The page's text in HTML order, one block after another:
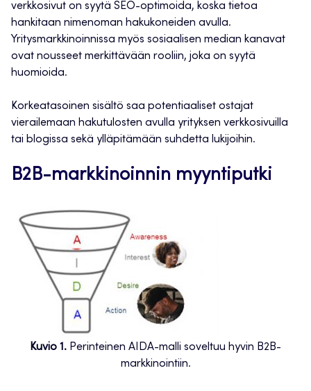
verkkosivut on syytä SEO-optimoida, koska tietoa
hankitaan nimenoman hakukoneiden avulla.
Yritysmarkkinoinnissa myös sosiaalisen median kanavat
ovat nousseet merkittävään rooliin, joka on syytä
huomioida.
Korkeatasoinen sisältö saa potentiaaliset ostajat
vierailemaan hakutulosten avulla yrityksen verkkosivuilla
tai blogissa sekä ylläpitämään suhdetta lukijoihin.
B2B-markkinoinnin myyntiputki
Kuvio 1. Perinteinen AIDA-malli soveltuu hyvin B2B-
markkinointiin.